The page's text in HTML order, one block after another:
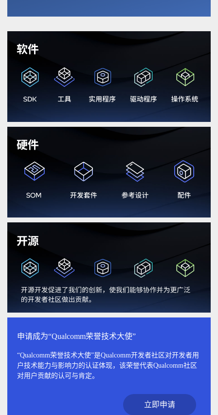
申请成为“Qualcomm荣誉技术大使”
“Qualcomm荣誉技术大使”是Qualcomm开发者社区对开发者用
户技术能力与影响力的认证体现，该荣誉代表Qualcomm社区
对用户贡献的认可与肯定。
立即申请